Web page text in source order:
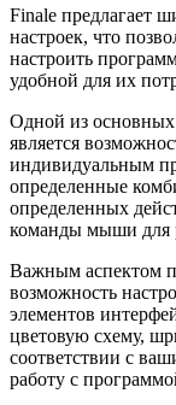
Finale предлагает
настроек, что
настроить
удобной для их
Одной из основных
является
индивидуальным
определенные
определенных
команды мыши для
Важным аспектом
возможность
элементов
цветовую схему,
соответствии с
работу с